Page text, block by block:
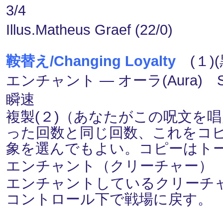
3/4
Illus.Matheus Graef (22/0)
鞍替え/Changing Loyalty (１)(
エンチャント ― オーラ(Aura)
瞬速
複製(２)（あなたがこの呪文を
った回数と同じ回数、これをコ
象を選んでもよい。コピーはト
エンチャント（クリーチャー）
エンチャントしているクリーチ
コントロール下で戦場に戻す。